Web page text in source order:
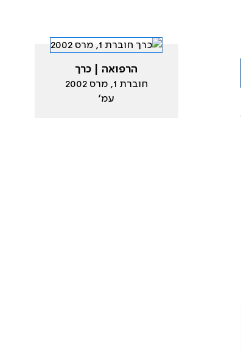
הרפואה | כרך
חוברת 1, מרס 2002
עמ׳